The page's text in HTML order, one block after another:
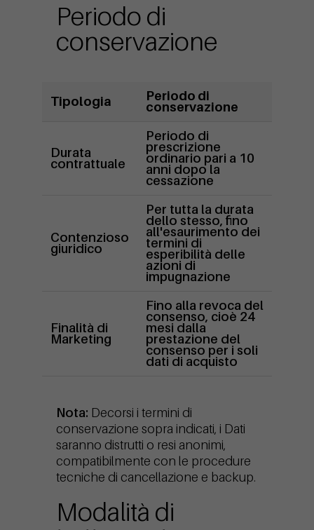
Periodo di
conservazione
Tipologia Periodo di
conservazione
Durata
contrattuale
Periodo di
prescrizione
ordinario pari a 10
anni dopo la
cessazione
Contenzioso
giuridico
Per tutta la durata
dello stesso, fino
all'esaurimento dei
termini di
esperibilità delle
azioni di
impugnazione
Finalità di
Marketing
Fino alla revoca del
consenso, cioè 24
mesi dalla
prestazione del
consenso per i soli
dati di acquisto
Nota: Decorsi i termini di
conservazione sopra indicati, i Dati
saranno distrutti o resi anonimi,
compatibilmente con le procedure
tecniche di cancellazione e backup.
Modalità di